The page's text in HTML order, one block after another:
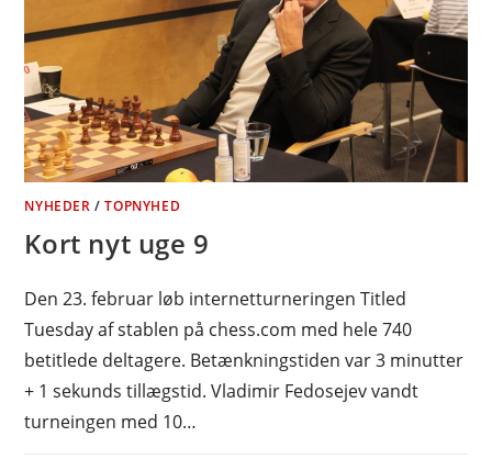
NYHEDER /TOPNYHED
Kort nyt uge 9
Den 23. februar løb internetturneringen Titled
Tuesday af stablen på chess.com med hele 740
betitlede deltagere. Betænkningstiden var 3 minutter
+ 1 sekunds tillægstid. Vladimir Fedosejev vandt
turneingen med 10…